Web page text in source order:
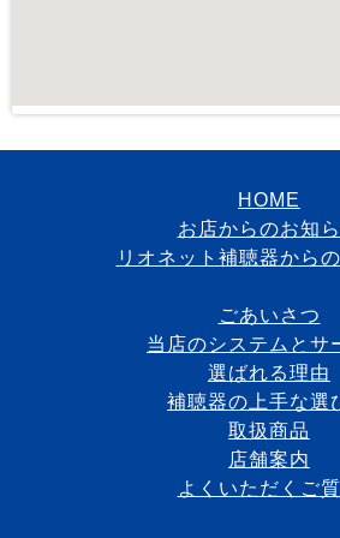
HOME
お店からのお知
リオネット補聴器から
ごあいさつ
当店のシステムとサ
選ばれる理由
補聴器の上手な選
取扱商品
店舗案内
よくいただくご